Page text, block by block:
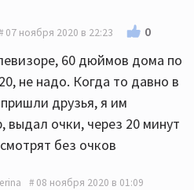
07 ноября 2020 в 22:23 0
60 дюймов дома по
не надо. Когда то давно в
друзья, я им
выдал очки, через 20 минут
без очков
08 ноября 2020 в 01:09